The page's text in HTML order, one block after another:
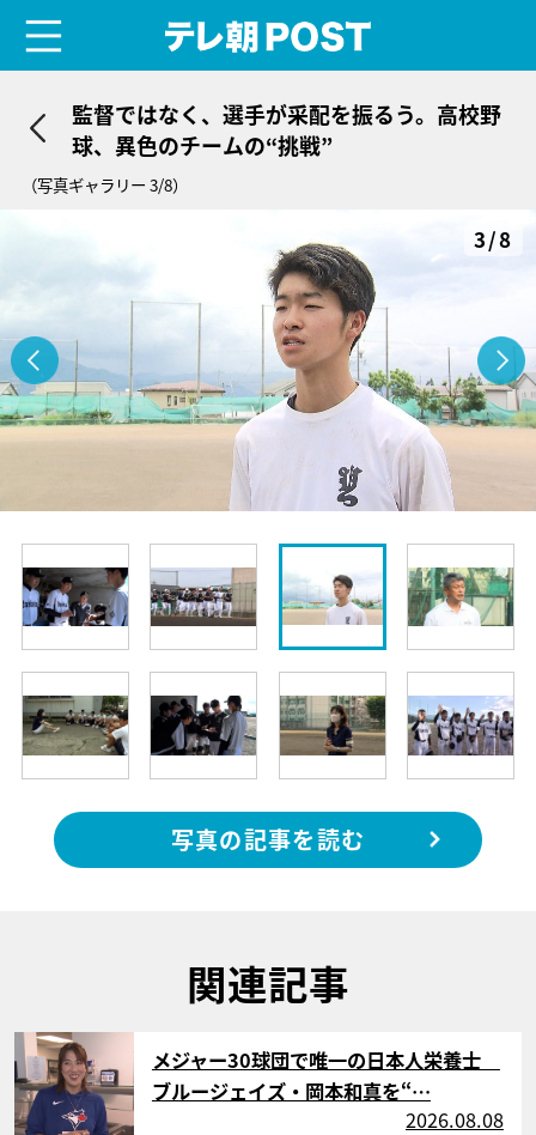
監督ではなく、選手が采配を振るう。高校野
球、異色のチームの“挑戦”
（写真ギャラリー 3/8）
3/8
写真の記事を読む
関連記事
サムネイル
メジャー30球団で唯一の日本人栄養士
ブルージェイズ・岡本和真を“…
2026.08.08